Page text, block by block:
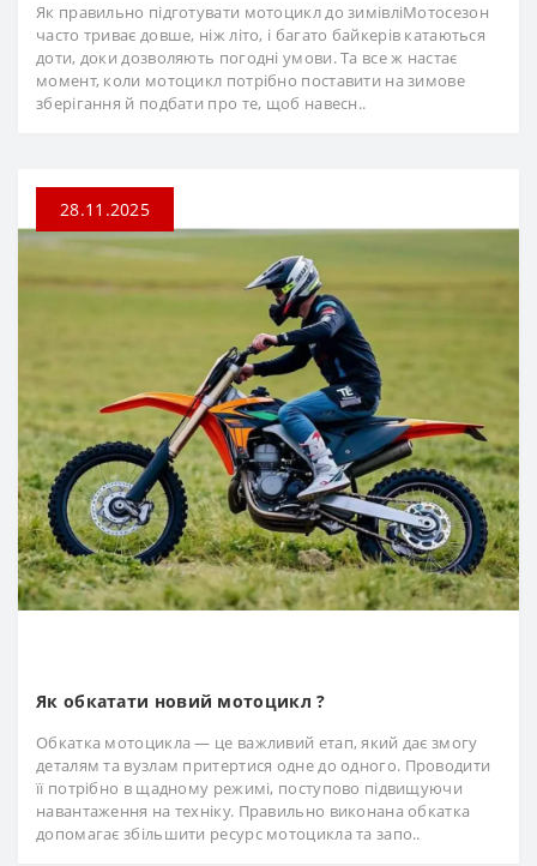
Як правильно підготувати мотоцикл до зимівліМотосезон
часто триває довше, ніж літо, і багато байкерів катаються
доти, доки дозволяють погодні умови. Та все ж настає
момент, коли мотоцикл потрібно поставити на зимове
зберігання й подбати про те, щоб навесн..
28.11.2025
Як обкатати новий мотоцикл ?
Обкатка мотоцикла — це важливий етап, який дає змогу
деталям та вузлам притертися одне до одного. Проводити
її потрібно в щадному режимі, поступово підвищуючи
навантаження на техніку. Правильно виконана обкатка
допомагає збільшити ресурс мотоцикла та запо..